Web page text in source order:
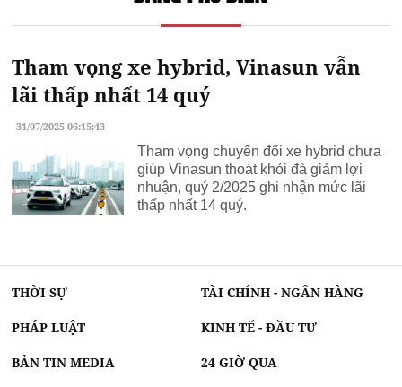
Tham vọng xe hybrid, Vinasun vẫn
lãi thấp nhất 14 quý
31/07/2025 06:15:43
Tham vọng chuyển đổi xe hybrid chưa
giúp Vinasun thoát khỏi đà giảm lợi
nhuận, quý 2/2025 ghi nhận mức lãi
thấp nhất 14 quý.
THỜI SỰ TÀI CHÍNH - NGÂN HÀNG
PHÁP LUẬT KINH TẾ - ĐẦU TƯ
BẢN TIN MEDIA 24 GIỜ QUA